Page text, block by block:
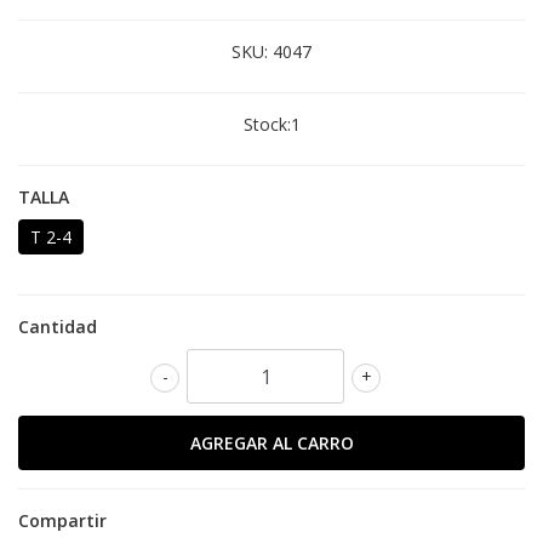
SKU: 4047
Stock:1
TALLA
T 2-4
Cantidad
+
-
Compartir